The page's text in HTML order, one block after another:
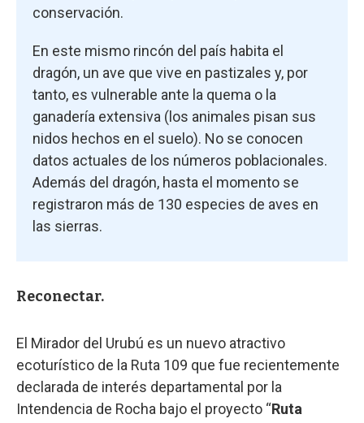
conservación.
En este mismo rincón del país habita el
dragón, un ave que vive en pastizales y, por
tanto, es vulnerable ante la quema o la
ganadería extensiva (los animales pisan sus
nidos hechos en el suelo). No se conocen
datos actuales de los números poblacionales.
Además del dragón, hasta el momento se
registraron más de 130 especies de aves en
las sierras.
Reconectar.
El Mirador del Urubú es un nuevo atractivo
ecoturístico de la Ruta 109 que fue recientemente
declarada de interés departamental por la
Intendencia de Rocha bajo el proyecto “Ruta